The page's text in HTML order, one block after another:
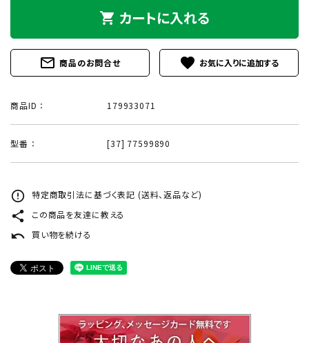
shopping_cart カートに入れる
mail_outline 商品のお問合せ favorite
商品ID ： 179933071
型番 ： [37] 77599890
error_outline 特定商取引法に基づく表記 (送料、返品など)
share この商品を友達に教える
undo 買い物を続ける